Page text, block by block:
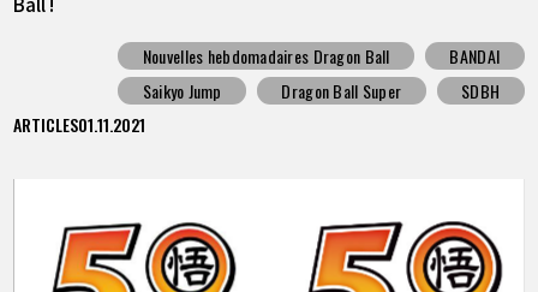
Nouvelles hebdomadaires Dragon Ball
BANDAI
Saikyo Jump
Dragon Ball Super
SDBH
ARTICLES01.11.2021